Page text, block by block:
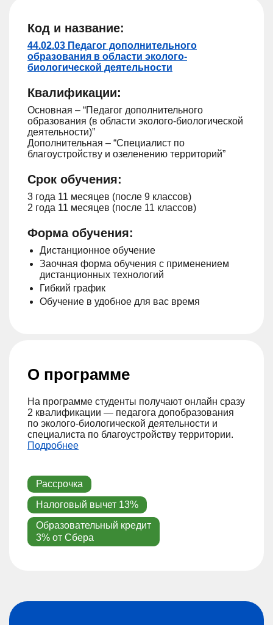
Код и название:
44.02.03 Педагог дополнительного
образования в области эколого-
биологической деятельности
Квалификации:
Основная – “Педагог дополнительного
образования (в области эколого-биологической
деятельности)”
Дополнительная – “Специалист по
благоустройству и озеленению территорий”
Срок обучения:
3 года 11 месяцев (после 9 классов)
2 года 11 месяцев (после 11 классов)
Форма обучения:
Дистанционное обучение
Заочная форма обучения с применением
дистанционных технологий
Гибкий график
Обучение в удобное для вас время
О программе
На программе студенты получают онлайн сразу
2 квалификации — педагога допобразования
по эколого-биологической деятельности и
специалиста по благоустройству территории.
Подробнее
Рассрочка
Налоговый вычет 13%
Образовательный кредит
3% от Сбера